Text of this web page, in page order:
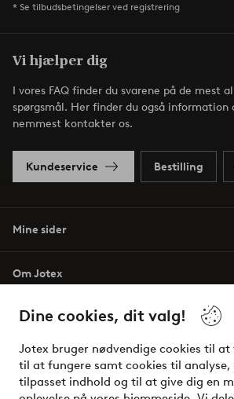
Dine cookies, dit valg!
Jotex bruger nødvendige cookies til at
til at fungere samt cookies til
tilpasset indhold og til at give dig en
* Se tilbudsbetingelser ved registrering
Vi hjælper dig
I vores FAQ finder du svarene på de mest
spørgsmål. Her finder du også information
nemmest kontakter os.
Kundeservice Bestilling
Mine sider
Om Jotex
Vilkår
Venner